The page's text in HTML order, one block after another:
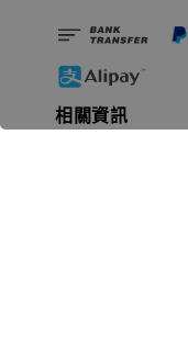
相關資訊